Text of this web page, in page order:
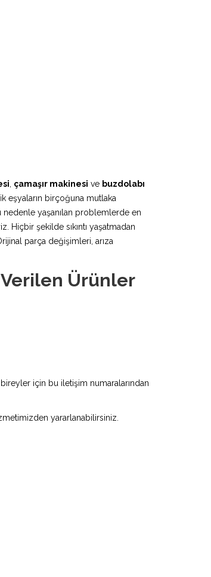
çamaşır makinesi ve buzdolabı
eşyaların birçoğuna mutlaka
yaşanılan problemlerde en
Hiçbir şekilde sıkıntı yaşatmadan
parça değişimleri, arıza
Verilen Ürünler
için bu iletişim numaralarından
yararlanabilirsiniz.